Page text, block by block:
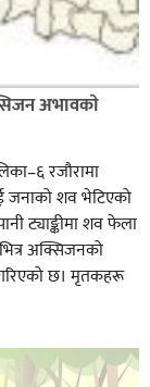
अभावकाे
रजौरामा
जनाको शव भेटिएको
ट्याङ्कीमा शव फेला
अक्सिजनको
छ। मृतकहरू